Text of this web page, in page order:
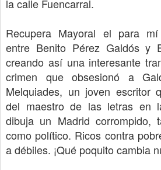
la calle Fuencarral.
Recupera Mayoral el para mí
entre Benito Pérez Galdós y
creando así una interesante
crimen que obsesionó a
Melquiades, un joven escritor
del maestro de las letras en
dibuja un Madrid corrompido,
como político. Ricos contra
a débiles. ¡Qué poquito cambia